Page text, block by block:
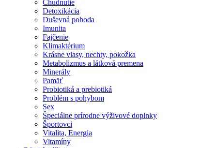
Chudnutie
Detoxikácia
Duševná pohoda
Imunita
Fajčenie
Klimaktérium
Krásne vlasy, nechty, pokožka
Metabolizmus a látková premena
Minerály
Pamäť
Probiotiká a prebiotiká
Problém s pohybom
Sex
Špeciálne prírodne výživové doplnky
Športovci
Vitalita, Energia
Vitamíny